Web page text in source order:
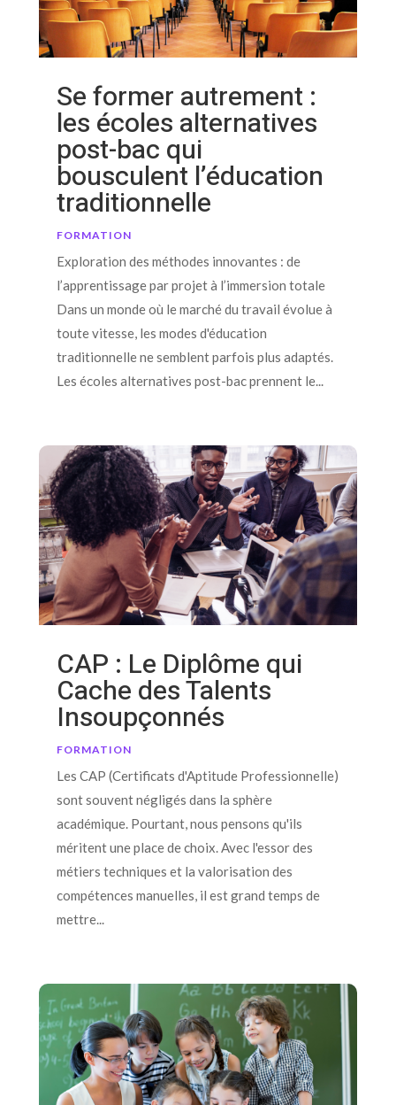
Se former autrement :
les écoles alternatives
post-bac qui
bousculent l’éducation
traditionnelle
FORMATION
Exploration des méthodes innovantes : de
l’apprentissage par projet à l’immersion totale
Dans un monde où le marché du travail évolue à
toute vitesse, les modes d'éducation
traditionnelle ne semblent parfois plus adaptés.
Les écoles alternatives post-bac prennent le...
CAP : Le Diplôme qui
Cache des Talents
Insoupçonnés
FORMATION
Les CAP (Certificats d'Aptitude Professionnelle)
sont souvent négligés dans la sphère
académique. Pourtant, nous pensons qu'ils
méritent une place de choix. Avec l'essor des
métiers techniques et la valorisation des
compétences manuelles, il est grand temps de
mettre...